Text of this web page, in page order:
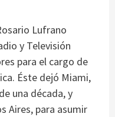
Lufrano
y Televisión
para el cargo de
Éste dejó Miami,
una década, y
Aires, para asumir